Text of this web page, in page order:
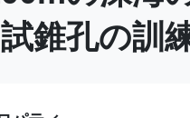
錐孔の訓